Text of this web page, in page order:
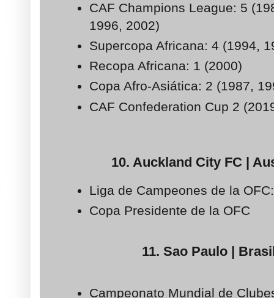
CAF Champions League: 5
1996, 2002)
Supercopa Africana: 4 (1994,
Recopa Africana: 1 (2000)
Copa Afro-Asiática: 2 (1987,
CAF Confederation Cup 2
10. Auckland City FC |
Liga de Campeones de la
Copa Presidente de la OFC
11. Sao Paulo |
Campeonato Mundial de